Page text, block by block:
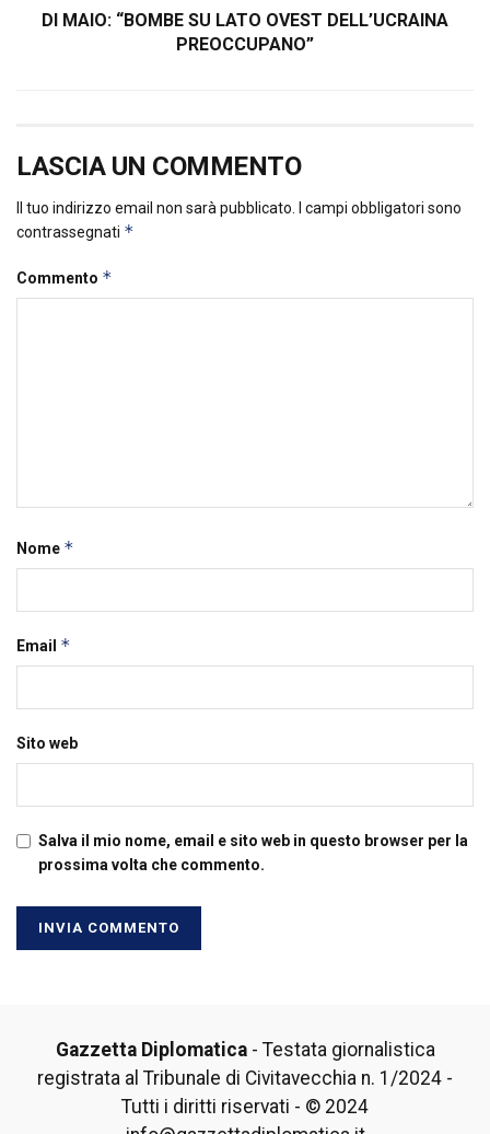
DI MAIO: “BOMBE SU LATO OVEST DELL’UCRAINA
PREOCCUPANO”
LASCIA UN COMMENTO
Il tuo indirizzo email non sarà pubblicato.
I campi obbligatori sono
contrassegnati *
Commento *
Nome *
Email *
Sito web
Salva il mio nome, email e sito web in questo browser per la
prossima volta che commento.
Gazzetta Diplomatica- Testata giornalistica
registrata al Tribunale di Civitavecchia n. 1/2024 -
Tutti i diritti riservati - © 2024